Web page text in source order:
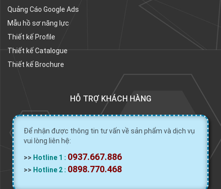
Quảng Cáo Google Ads
Mẫu hồ sơ năng lực
Thiết kế Profile
Thiết kế Catalogue
Thiết kế Brochure
HỖ TRỢ KHÁCH HÀNG
Để nhận được thông tin tư vấn về sản phẩm và dịch vụ
vui lòng liên hệ:
>> Hotline 1 : 0937.667.886
>> Hotline 2 : 0898.770.468